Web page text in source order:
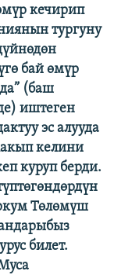
кечирип
тургуну
бай өмүр
(баш
иштеген
эс алууда
келини
куруп берди.
Төлөмүш
билет.